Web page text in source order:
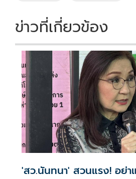
ข่าวที่เกี่ยวข้อง
'สว.นันทนา' สวนแรง! อย่า